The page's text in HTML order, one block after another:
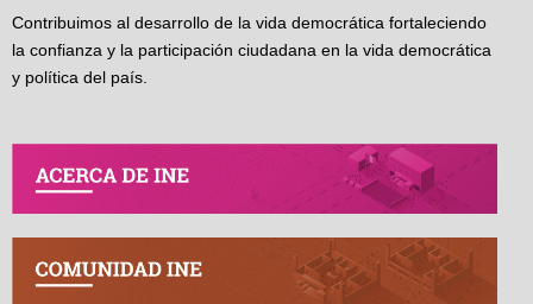
Contribuimos al desarrollo de la vida democrática fortaleciendo
la confianza y la participación ciudadana en la vida democrática
y política del país.